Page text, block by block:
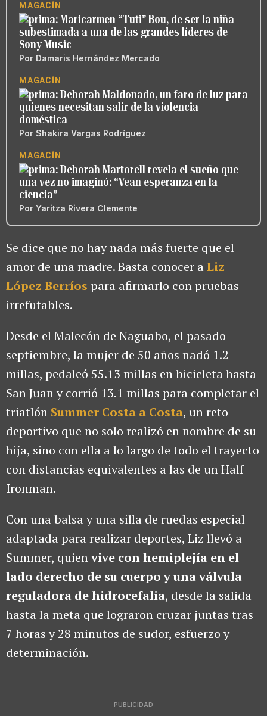
MAGACÍN
Maricarmen “Tuti” Bou, de ser la niña
subestimada a una de las grandes líderes de
Sony Music
Por Damaris Hernández Mercado
MAGACÍN
Deborah Maldonado, un faro de luz para
quienes necesitan salir de la violencia
doméstica
Por Shakira Vargas Rodríguez
MAGACÍN
Deborah Martorell revela el sueño que
una vez no imaginó: “Vean esperanza en la
ciencia”
Por Yaritza Rivera Clemente
Se dice que no hay nada más fuerte que el
amor de una madre. Basta conocer a Liz
López Berríos para afirmarlo con pruebas
irrefutables.
Desde el Malecón de Naguabo, el pasado
septiembre, la mujer de 50 años nadó 1.2
millas, pedaleó 55.13 millas en bicicleta hasta
San Juan y corrió 13.1 millas para completar el
triatlón Summer Costa a Costa, un reto
deportivo que no solo realizó en nombre de su
hija, sino con ella a lo largo de todo el trayecto
con distancias equivalentes a las de un Half
Ironman.
Con una balsa y una silla de ruedas especial
adaptada para realizar deportes, Liz llevó a
Summer, quienvive con hemiplejía en el
lado derecho de su cuerpo y una válvula
reguladora de hidrocefalia, desde la salida
hasta la meta que lograron cruzar juntas tras
7 horas y 28 minutos de sudor, esfuerzo y
determinación.
PUBLICIDAD